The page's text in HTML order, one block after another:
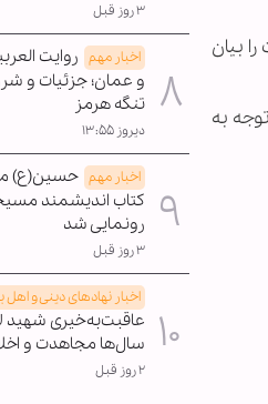
بیان
به
۳ روز قبل
اخبار مهم روایت
و عمان؛ جزئیات و
تنگه هرمز
دیروز ۱۳:۵۵
اخبار مهم حسین(ع)
کتاب اندیشمند
رونمایی شد
۳ روز قبل
اخبار نهادهای دینی و اهل
عاقبت‌به‌خیری شهید
سال‌ها مجاهدت و
۲ روز قبل